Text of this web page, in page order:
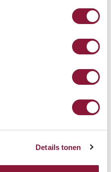
Details tonen